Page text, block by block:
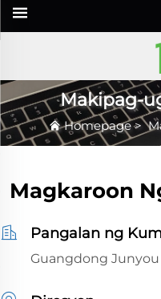
Makipag-
Homepage>
Magkaroon
Pangalan ng
Guangdong Junyou